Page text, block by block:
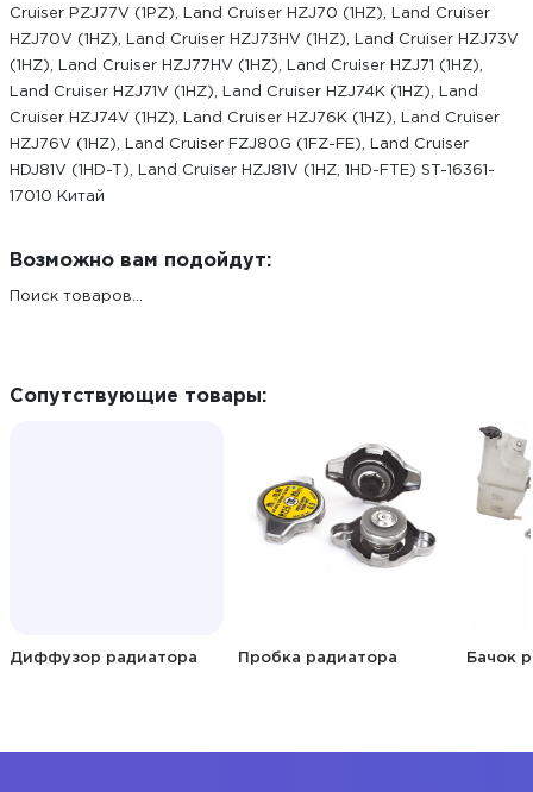
Cruiser PZJ77V (1PZ), Land Cruiser HZJ70 (1HZ), Land Cruiser
HZJ70V (1HZ), Land Cruiser HZJ73HV (1HZ), Land Cruiser HZJ73V
(1HZ), Land Cruiser HZJ77HV (1HZ), Land Cruiser HZJ71 (1HZ),
Land Cruiser HZJ71V (1HZ), Land Cruiser HZJ74K (1HZ), Land
Cruiser HZJ74V (1HZ), Land Cruiser HZJ76K (1HZ), Land Cruiser
HZJ76V (1HZ), Land Cruiser FZJ80G (1FZ-FE), Land Cruiser
HDJ81V (1HD-T), Land Cruiser HZJ81V (1HZ, 1HD-FTE) ST-16361-
17010 Китай
Возможно вам подойдут:
Поиск товаров...
Сопутствующие товары:
Диффузор радиатора Пробка радиатора Бачок